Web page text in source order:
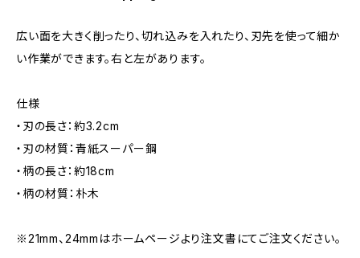
広い面を大きく削ったり、切れ込みを入れたり、刃先を使って細か
い作業ができます。右と左があります。
仕様
・刃の長さ：約3.2cm
・刃の材質：青紙スーパー鋼
・柄の長さ：約18cm
・柄の材質：朴木
※21mm、24mmはホームページより注文書にてご注文ください。